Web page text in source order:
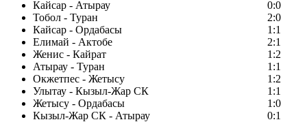
Кайсар - Атырау
0:0
Тобол - Туран
2:0
Кайсар - Ордабасы
1:1
Елимай - Актобе
2:1
Женис - Кайрат
1:2
Атырау - Туран
1:1
Окжетпес - Жетысу
1:2
Улытау - Кызыл-Жар СК
1:1
Жетысу - Ордабасы
1:0
Кызыл-Жар СК - Атырау
0:1